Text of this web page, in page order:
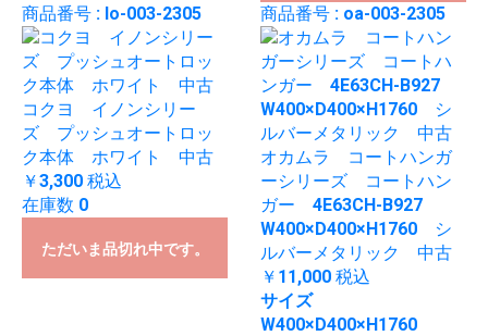
商品番号 : lo-003-2305
コクヨ イノンシリー
ズ プッシュオートロッ
ク本体 ホワイト 中古
￥3,300 税込
在庫数 0
ただいま品切れ中です。
商品番号 : oa-003-2305
オカムラ コートハンガ
ーシリーズ コートハン
ガー 4E63CH-B927
W400×D400×H1760 シ
ルバーメタリック 中古
￥11,000 税込
サイズ
W400×D400×H1760